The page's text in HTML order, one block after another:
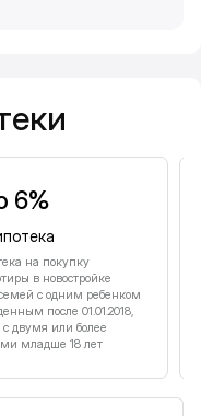
6%
на покупку
в новостройке
с одним ребенком
после 01.01.2018,
с двумя или более
младше 18 лет